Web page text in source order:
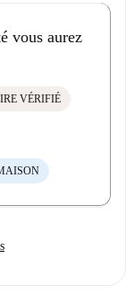
vous aurez
VÉRIFIÉ